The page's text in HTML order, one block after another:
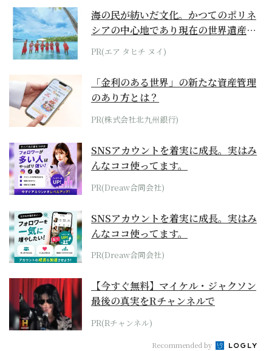
海の民が紡いだ文化。かつてのポリネ
シアの中心地であり現在の世界遺産か
らみえてくる...
PR(エア タヒチ ヌイ)
「金利のある世界」の新たな資産管理
のあり方とは？
PR(株式会社北九州銀行)
SNSアカウントを着実に成長。実はみ
んなココ使ってます。
PR(Dreaw合同会社)
SNSアカウントを着実に成長。実はみ
んなココ使ってます。
PR(Dreaw合同会社)
【今すぐ無料】マイケル・ジャクソン
最後の真実をRチャンネルで
PR(Rチャンネル)
Recommended by